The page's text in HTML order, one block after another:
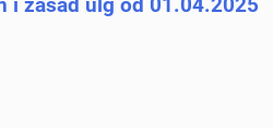
i zasad ulg od 01.04.2025